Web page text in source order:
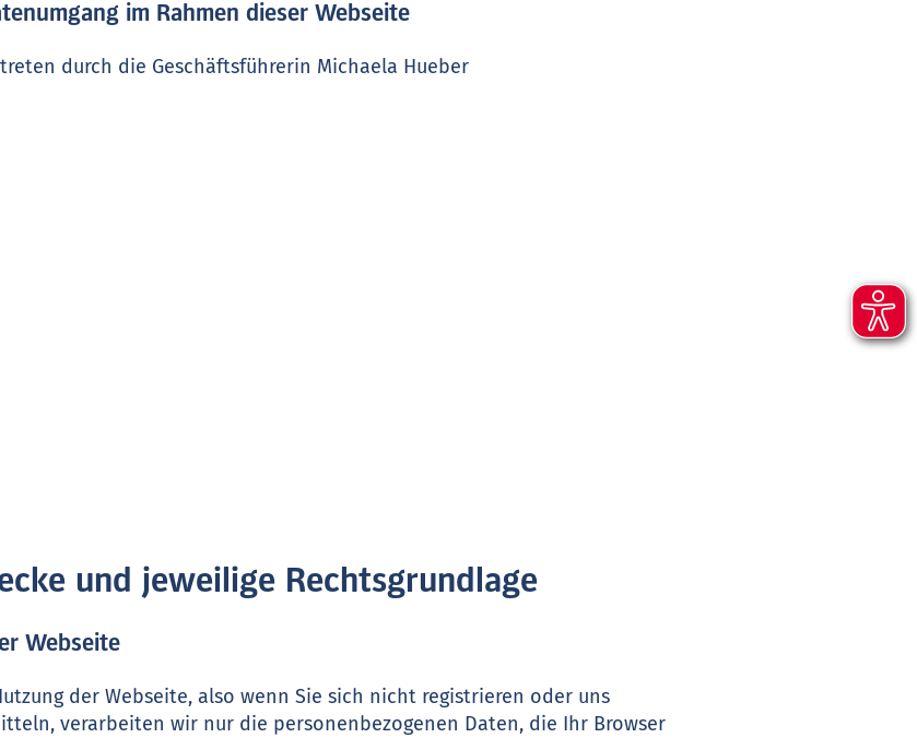
im Rahmen dieser Webseite
durch die Geschäftsführerin Michaela Hueber
und jeweilige Rechtsgrundlage
Webseite
der Webseite, also wenn Sie sich nicht registrieren oder uns
verarbeiten wir nur die personenbezogenen Daten, die Ihr Browser